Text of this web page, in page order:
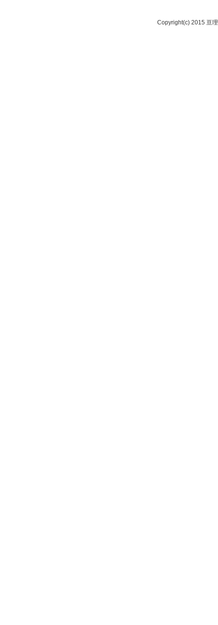
Copyright(c) 2015 亘